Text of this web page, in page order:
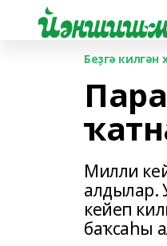
Беҙгә килгән
Милли
алдылар.
кейеп
баҡсаһы